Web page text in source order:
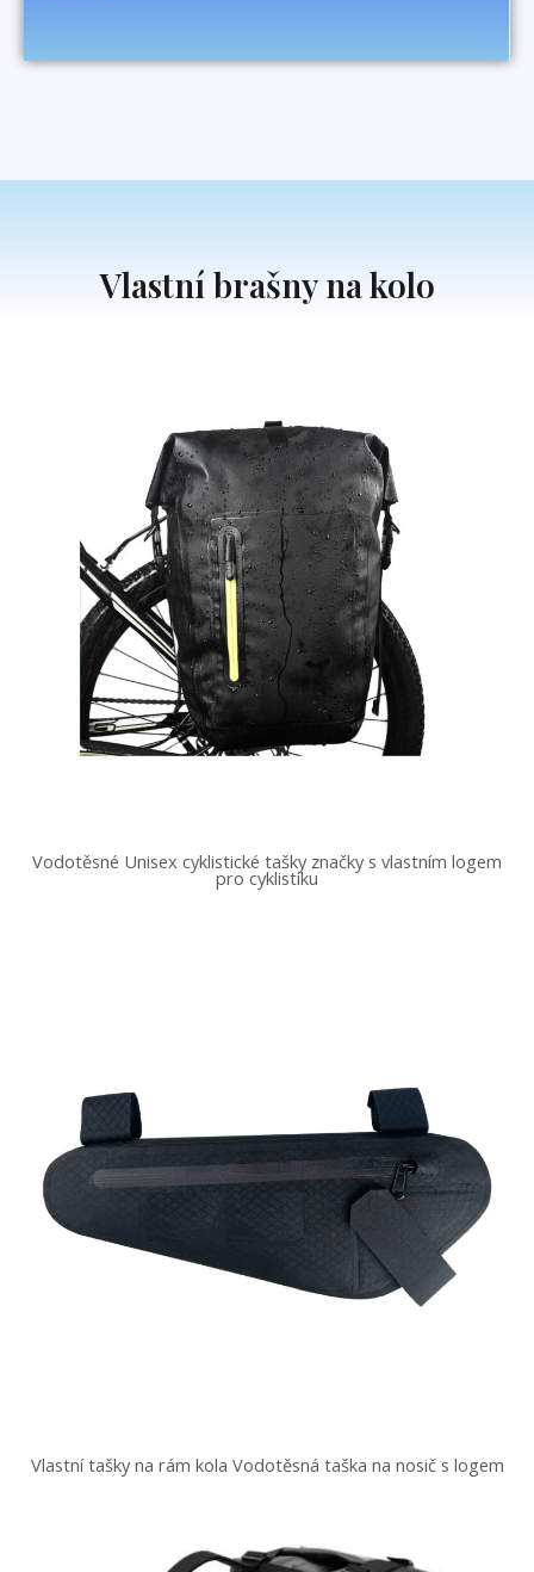
Vlastní brašny na kolo
Vodotěsné Unisex cyklistické tašky značky s vlastním logem
pro cyklistiku
Vlastní tašky na rám kola Vodotěsná taška na nosič s logem